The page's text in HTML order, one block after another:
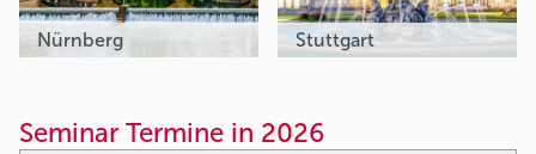
Nürnberg Stuttgart
Seminar Termine in 2026